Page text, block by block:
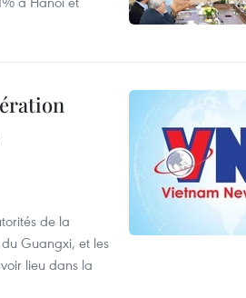
de la
Guangxi, et les
lieu dans la